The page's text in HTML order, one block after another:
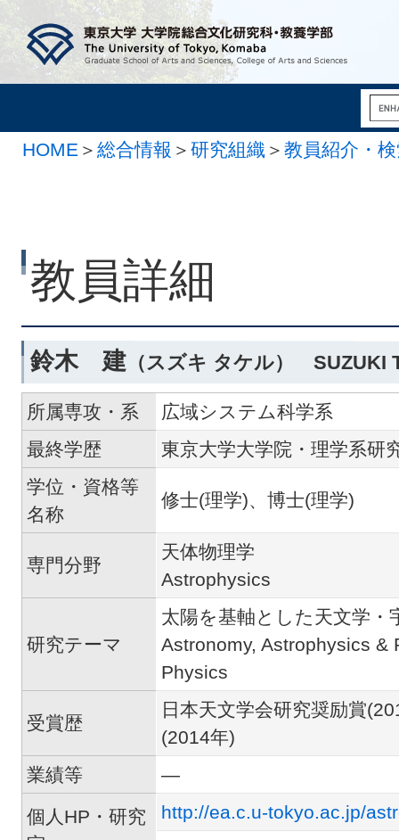
HOME ＞ 総合情報 ＞ 研究組織 ＞ 教員紹介・
教員詳細
鈴木 建 （スズキ タケル）
所属専攻・系
広域システム科学系
最終学歴
東京大学大学院・理学系研
学位・資格等
名称
修士(理学)、博士(理学)
専門分野
天体物理学
Astrophysics
研究テーマ
太陽を基軸とした天文学・
Astronomy, Astrophysics &
Physics
受賞歴
日本天文学会研究奨励賞
(2014年)
業績等
―
個人HP・研究
http://ea.c.u-tokyo.ac.jp/